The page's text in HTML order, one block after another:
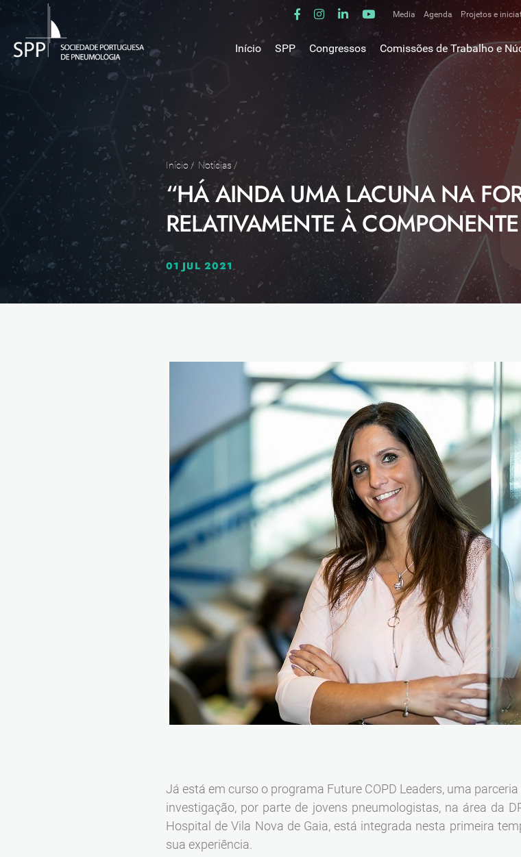
Media
Comunicados de imprensa
Clipping
Agenda Projetos e
Início SPP
Mensagem do Presidente
Estrutura
Núcleo Museológico
Parceiros
Como tornar-se sócio
Medalhas de ouro SPP
Congressos Comissões de Trabalho e
Comissões de trabalho
Alergologia Respiratória
Bronquiectasias
Cirurgia Torácica
Doente Crítico Respiratório
Doenças Ocupacionais e do
Doenças Vasculares Pulmonares
Fisiopatologia Respiratória e
Infecciologia Respiratória
Patologia Respiratória do Sono
Pneumologia Oncológica
Ventilação Domiciliária
Núcleos e Grupo de Estudos
Núcleo de Cardiopneumologistas
Núcleo de Enfermeiros
Núcleo de Fisioterapeutas
Núcleo Jovens Pneumologistas
Grupo de Estudos Défice de
Núcleo de Estudo de Fibrose
Início / Notícias /
“HÁ AINDA UMA LACUNA NA
RELATIVAMENTE À
01 JUL 2021
Já está em curso o programa Future COPD Leaders, uma
investigação, por parte de jovens pneumologistas, na área da
Hospital de Vila Nova de Gaia, está integrada nesta primeira
sua experiência.